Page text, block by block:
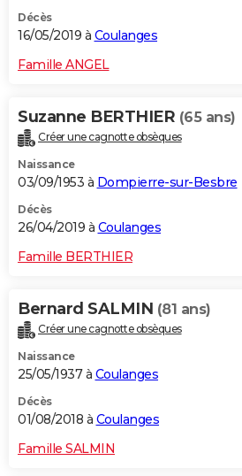
Décès
16/05/2019 à Coulanges
Famille ANGEL
Suzanne BERTHIER (65 ans)
Créer une cagnotte obsèques
Naissance
03/09/1953 à Dompierre-sur-Besbre
Décès
26/04/2019 à Coulanges
Famille BERTHIER
Bernard SALMIN (81 ans)
Créer une cagnotte obsèques
Naissance
25/05/1937 à Coulanges
Décès
01/08/2018 à Coulanges
Famille SALMIN